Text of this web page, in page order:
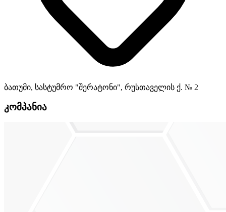
ბათუმი, სასტუმრო "შერატონი", რუსთაველის ქ. № 2
კომპანია